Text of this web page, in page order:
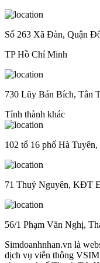
Số 263 Xã Đàn, Quận
TP Hồ Chí Minh
730 Lũy Bán Bích, Tân
Tỉnh thành khác
102 tổ 16 phố Hà
71 Thuỷ Nguyên, KĐT
56/1 Phạm Văn Nghị,
Simdoanhnhan.vn là
dịch vụ viễn thông